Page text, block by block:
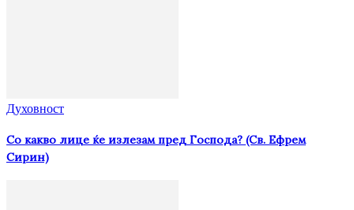
Духовност
Со какво лице ќе излезам пред Господа? (Св. Ефрем
Сирин)